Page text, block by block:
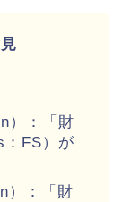
）：「財
FS）が
）：「財